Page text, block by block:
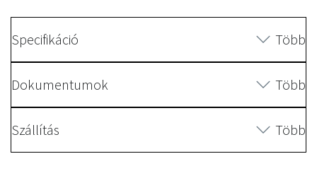
Specifikáció Több
Dokumentumok Több
Szállítás Több